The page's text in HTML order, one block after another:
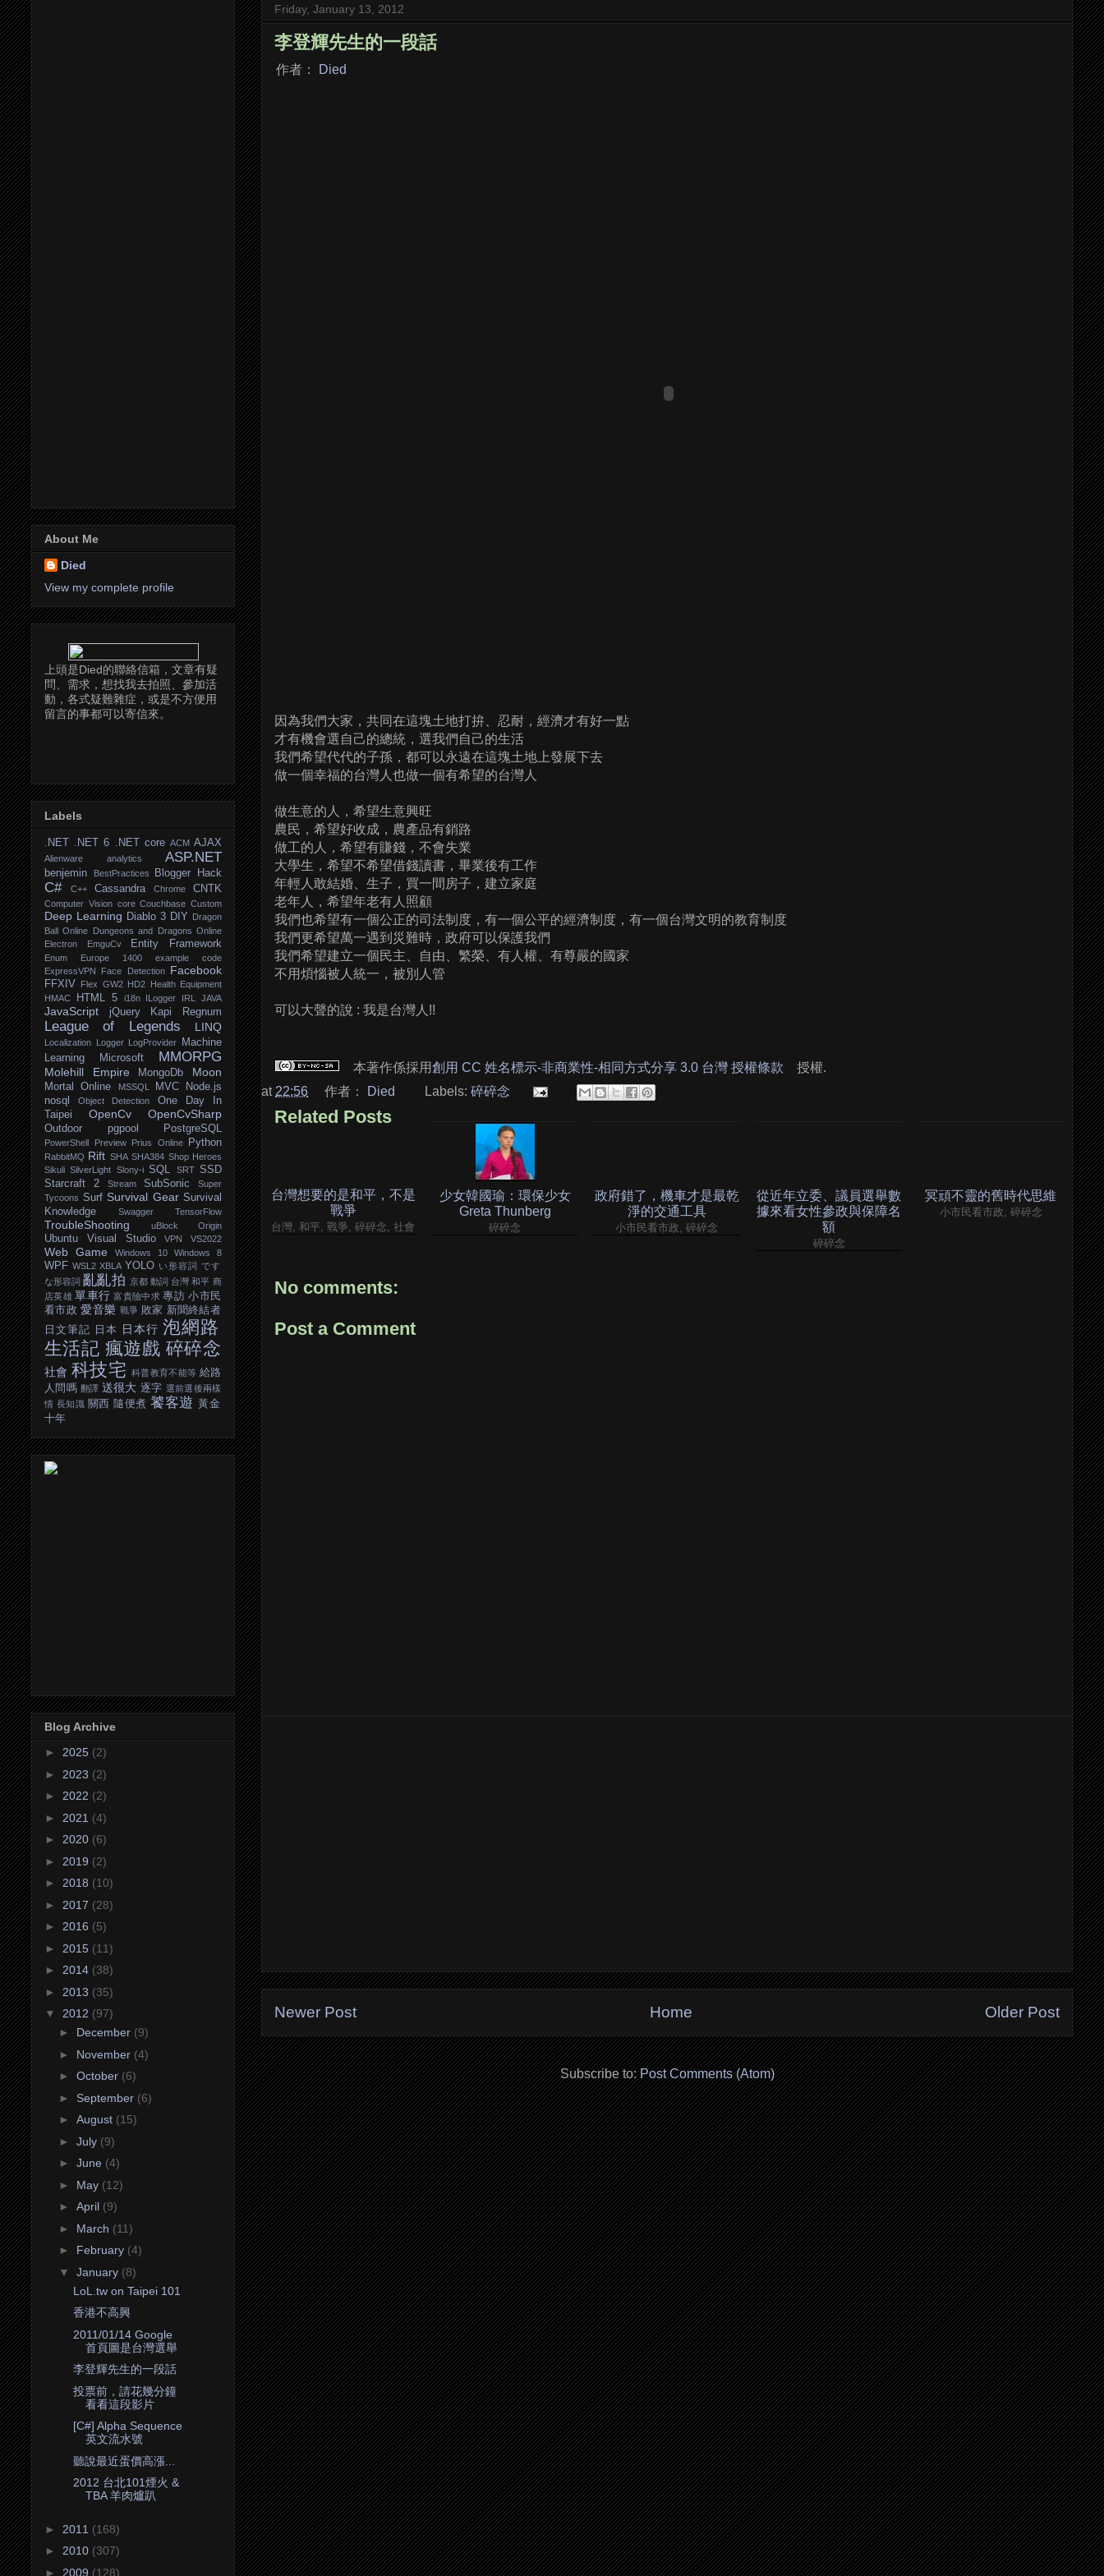
Friday, January 13, 2012
李登輝先生的一段話
作者： Died
因為我們大家，共同在這塊土地打拚、忍耐，經濟才有好一點
才有機會選自己的總統，選我們自己的生活
我們希望代代的子孫，都可以永遠在這塊土地上發展下去
做一個幸福的台灣人也做一個有希望的台灣人
做生意的人，希望生意興旺
農民，希望好收成，農產品有銷路
做工的人，希望有賺錢，不會失業
大學生，希望不希望借錢讀書，畢業後有工作
年輕人敢結婚、生子，買一間房子，建立家庭
老年人，希望年老有人照顧
我們也希望有一個公正的司法制度，有一個公平的經濟制度，有一個台灣文明的教育制度
我們更希望萬一遇到災難時，政府可以保護我們
我們希望建立一個民主、自由、繁榮、有人權、有尊嚴的國家
不用煩惱被人統一，被別人管
可以大聲的說 : 我是台灣人!!
本著作係採用創用 CC 姓名標示-非商業性-相同方式分享 3.0 台灣 授權條款
授權.
at 22:56 作者： Died Labels: 碎碎念
Related Posts
台灣想要的是和平，不是
戰爭
台灣, 和平, 戰爭, 碎碎念, 社會
少女韓國瑜：環保少女
Greta Thunberg
碎碎念
政府錯了，機車才是最乾
淨的交通工具
小市民看市政, 碎碎念
從近年立委、議員選舉數
據來看女性參政與保障名
額
碎碎念
冥頑不靈的舊時代思維
小市民看市政, 碎碎念
No comments:
Post a Comment
Newer Post Older Post
Home
Subscribe to:Post Comments (Atom)
About Me
Died
View my complete profile
上頭是Died的聯絡信箱，文章有疑
問、需求，想找我去拍照、參加活
動，各式疑難雜症，或是不方便用
留言的事都可以寄信來。
Labels
.NET .NET 6 .NET core ACM AJAX
Alienware analytics ASP.NET
benjemin BestPractices Blogger Hack
C# C++ Cassandra Chrome CNTK
Computer Vision core Couchbase Custom
Deep Learning Diablo 3 DIY Dragon
Ball Online Dungeons and Dragons Online
Electron
EmguCv Entity Framework
Enum Europe 1400
example code
ExpressVPN
Face Detection Facebook
FFXIV Flex GW2 HD2 Health Equipment
HMAC
HTML 5 i18n ILogger IRL JAVA
JavaScript jQuery Kapi Regnum
League of Legends LINQ
Localization Logger LogProvider
Machine
Learning
Microsoft MMORPG
Molehill Empire MongoDb Moon
Mortal Online MSSQL MVC
Node.js
nosql
Object Detection
One Day In
Taipei
OpenCv OpenCvSharp
Outdoor pgpool PostgreSQL
PowerShell Preview Prius Online Python
RabbitMQ Rift SHA SHA384 Shop Heroes
Sikuli SilverLight Slony-i SQL SRT SSD
Starcraft 2
Stream SubSonic
Super
Tycoons Surf Survival Gear Survival
Knowledge
Swagger TensorFlow
TroubleShooting uBlock Origin
Ubuntu Visual Studio VPN VS2022
Web Game Windows 10 Windows 8
WPF WSL2 XBLA YOLO い形容詞 です
な形容詞 亂亂拍 京都 動詞 台灣 和平 商
店英雄 單車行 富貴險中求 專訪 小市民
看市政 愛音樂 戰爭 敗家 新聞終結者
日文筆記
日本 日本行 泡網路
生活記 瘋遊戲 碎碎念
社會 科技宅 科普教育不能等 給路
人問嗎 翻譯 送很大 逐字 選前選後兩樣
情 長知識 關西 隨便煮 饕客遊 黃金
十年
Blog Archive
► 2025 (2)
► 2023 (2)
► 2022 (2)
► 2021 (4)
► 2020 (6)
► 2019 (2)
► 2018 (10)
► 2017 (28)
► 2016 (5)
► 2015 (11)
► 2014 (38)
► 2013 (35)
▼ 2012 (97)
► December (9)
► November (4)
► October (6)
► September (6)
► August (15)
► July (9)
► June (4)
► May (12)
► April (9)
► March (11)
► February (4)
▼ January (8)
LoL.tw on Taipei 101
香港不高興
2011/01/14 Google
首頁圖是台灣選舉
李登輝先生的一段話
投票前，請花幾分鐘
看看這段影片
[C#] Alpha Sequence
英文流水號
聽說最近蛋價高漲...
2012 台北101煙火 &
TBA 羊肉爐趴
► 2011 (168)
► 2010 (307)
► 2009 (128)